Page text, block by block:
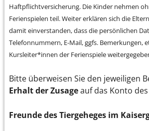
Haftpflichtversicherung. Die Kinder nehmen
Ferienspielen teil. Weiter erklären sich die
damit einverstanden, dass die persönlichen
Telefonnummern, E-Mail, ggfs. Bemerkungen,
Kursleiter*innen der Ferienspiele
Bitte überweisen Sie den jeweiligen
Erhalt der Zusageauf das Konto
Freunde des Tiergeheges im